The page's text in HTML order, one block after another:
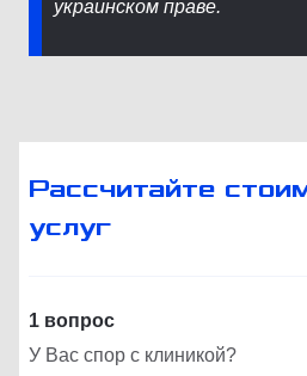
украинском праве.
Рассчитайте
услуг
1 вопрос
У Вас спор с клиникой?